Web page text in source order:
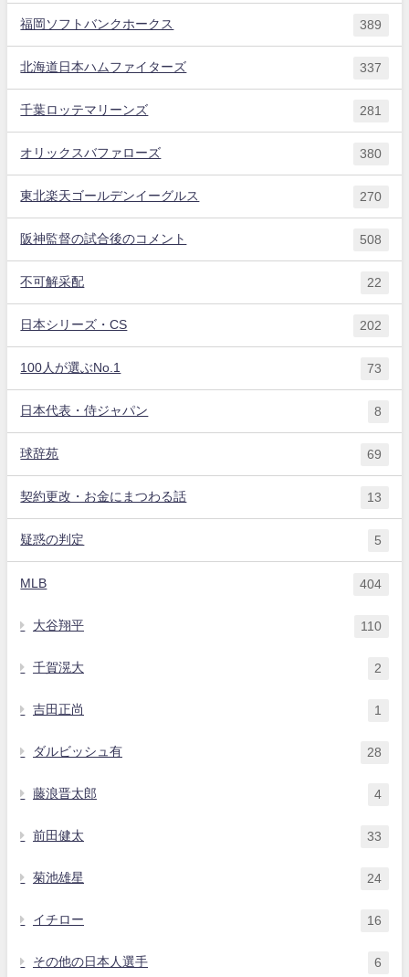
福岡ソフトバンクホークス 389
北海道日本ハムファイターズ 337
千葉ロッテマリーンズ 281
オリックスバファローズ 380
東北楽天ゴールデンイーグルス 270
阪神監督の試合後のコメント 508
不可解采配 22
日本シリーズ・CS 202
100人が選ぶNo.1 73
日本代表・侍ジャパン 8
球辞苑 69
契約更改・お金にまつわる話 13
疑惑の判定 5
MLB 404
大谷翔平 110
千賀滉大 2
吉田正尚 1
ダルビッシュ有 28
藤浪晋太郎 4
前田健太 33
菊池雄星 24
イチロー 16
その他の日本人選手 6